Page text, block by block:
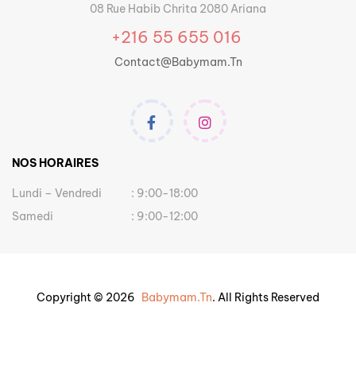
08 Rue Habib Chrita 2080 Ariana
+216 55 655 016
Contact@babymam.tn
NOS HORAIRES
Lundi – Vendredi
: 9:00-18:00
Samedi
: 9:00-12:00
Copyright © 2026 Babymam.tn. All Rights Reserved